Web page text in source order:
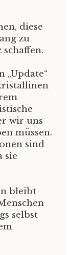
diese
zu
„Update“
wir uns
müssen.
sind
sie
bleibt
selbst